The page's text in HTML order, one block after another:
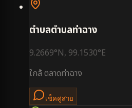
ตำบลตำบลท่าฉาง
9.2669°N, 99.1530°E
ใกล้ตลาดท่าฉาง
เช็คคู่สาย